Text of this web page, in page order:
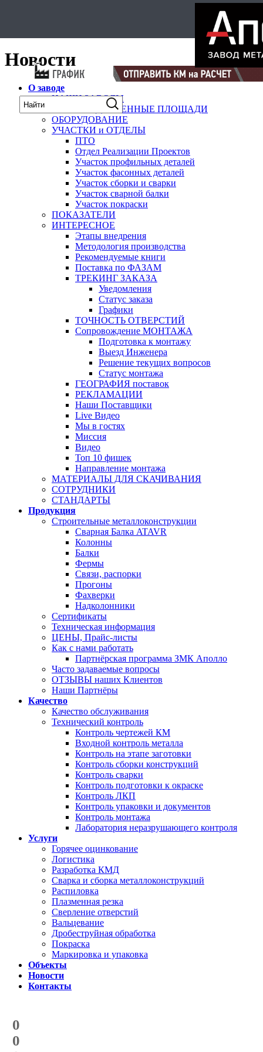
Новости
О заводе
НАШИ ЗАВОДЫ
ПРОИЗВОДСТВЕННЫЕ ПЛОЩАДИ
ОБОРУДОВАНИЕ
УЧАСТКИ и ОТДЕЛЫ
ПТО
Отдел Реализации Проектов
Участок профильных деталей
Участок фасонных деталей
Участок сборки и сварки
Участок сварной балки
Участок покраски
ПОКАЗАТЕЛИ
ИНТЕРЕСНОЕ
Этапы внедрения
Методология производства
Рекомендуемые книги
Поставка по ФАЗАМ
ТРЕКИНГ ЗАКАЗА
Уведомления
Статус заказа
Графики
ТОЧНОСТЬ ОТВЕРСТИЙ
Сопровождение МОНТАЖА
Подготовка к монтажу
Выезд Инженера
Решение текущих вопросов
Статус монтажа
ГЕОГРАФИЯ поставок
РЕКЛАМАЦИИ
Наши Поставщики
Live Видео
Мы в гостях
Миссия
Видео
Топ 10 фишек
Направление монтажа
МАТЕРИАЛЫ ДЛЯ СКАЧИВАНИЯ
СОТРУДНИКИ
СТАНДАРТЫ
Продукция
Строительные металлоконструкции
Сварная Балка ATAVR
Колонны
Балки
Фермы
Связи, распорки
Прогоны
Фахверки
Надколонники
Сертификаты
Техническая информация
ЦЕНЫ, Прайс-листы
Как с нами работать
Партнёрская программа ЗМК Аполло
Часто задаваемые вопросы
ОТЗЫВЫ наших Клиентов
Наши Партнёры
Качество
Качество обслуживания
Технический контроль
Контроль чертежей КМ
Входной контроль металла
Контроль на этапе заготовки
Контроль сборки конструкций
Контроль сварки
Контроль подготовки к окраске
Контроль ЛКП
Контроль упаковки и документов
Контроль монтажа
Лаборатория неразрушающего контроля
Услуги
Горячее оцинкование
Логистика
Разработка КМД
Сварка и сборка металлоконструкций
Распиловка
Плазменная резка
Сверление отверстий
Вальцевание
Дробеструйная обработка
Покраска
Маркировка и упаковка
Объекты
Новости
Контакты
0
0